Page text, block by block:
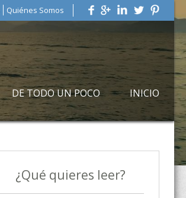
Quiénes Somos
DE TODO UN POCO INICIO
¿Qué quieres leer?